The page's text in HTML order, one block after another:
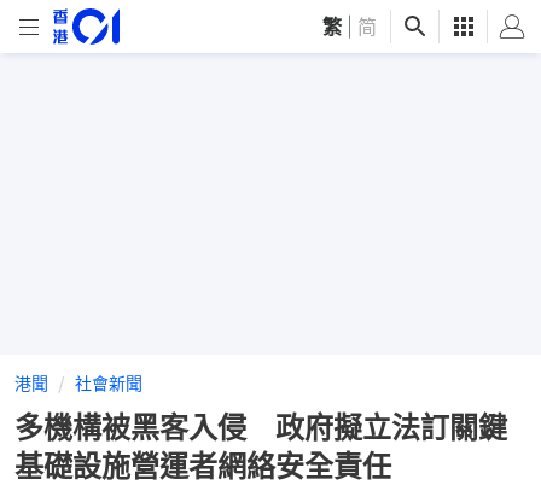
繁 简
港聞 社會新聞
多機構被黑客入侵 政府擬立法訂關鍵
基礎設施營運者網絡安全責任